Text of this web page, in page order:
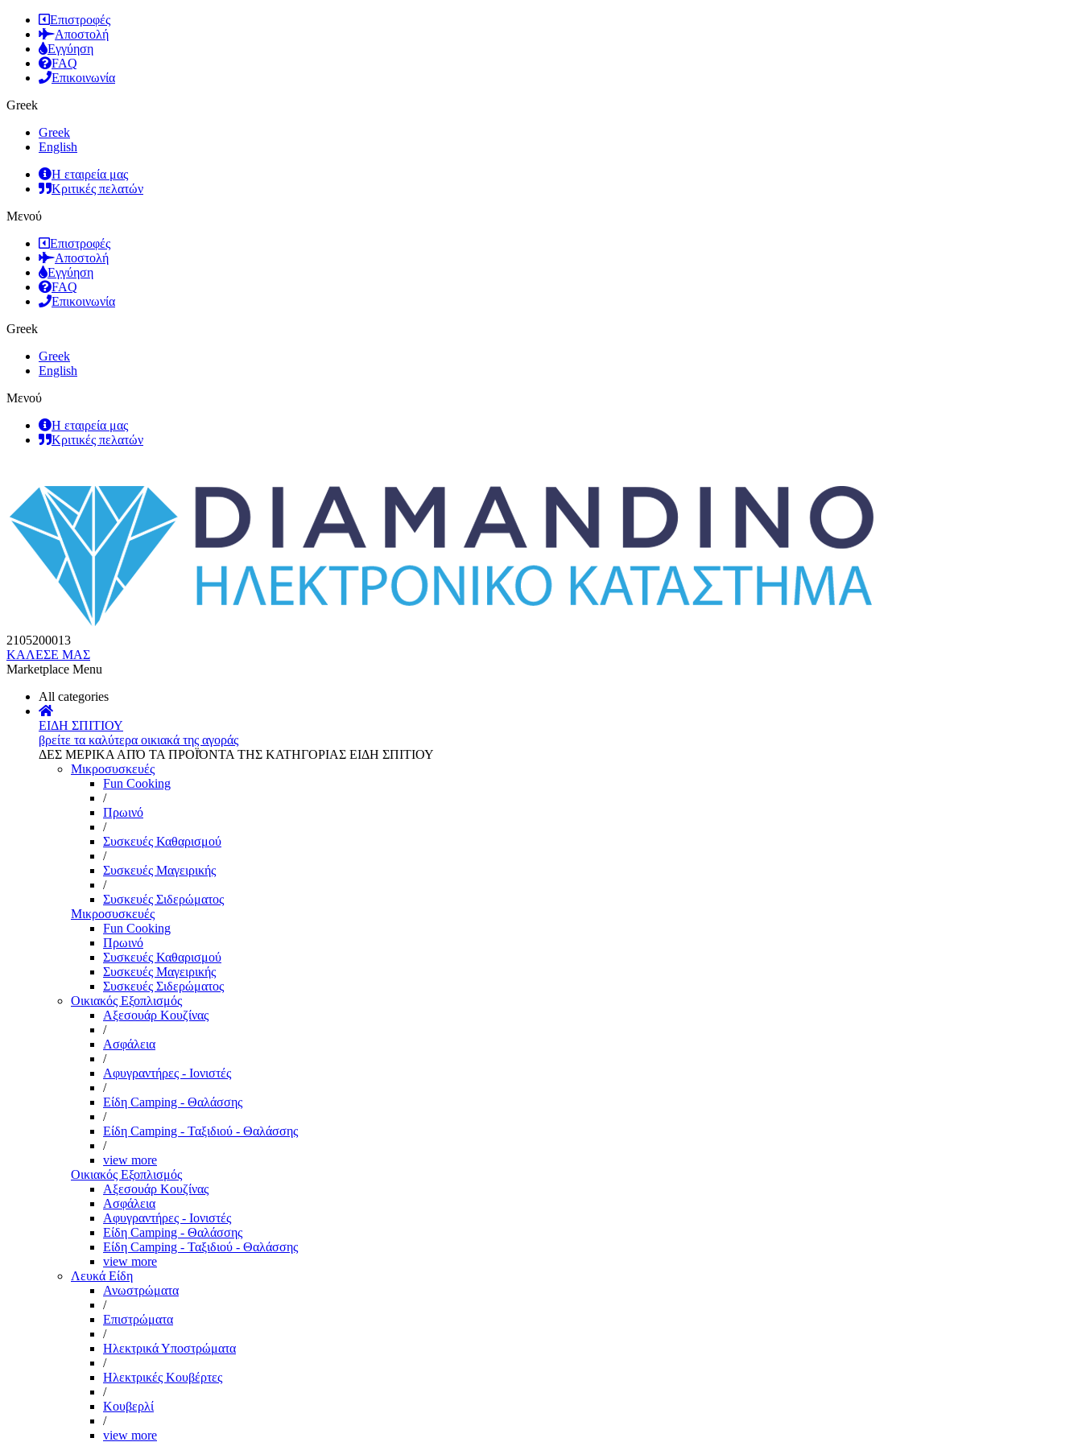
Επιστροφές
Αποστολή
Εγγύηση
FAQ
Επικοινωνία
Greek
Greek
English
Η εταιρεία μας
Κριτικές πελατών
Μενού
Επιστροφές
Αποστολή
Εγγύηση
FAQ
Επικοινωνία
Greek
Greek
English
Μενού
Η εταιρεία μας
Κριτικές πελατών
2105200013
ΚΑΛΕΣΕ ΜΑΣ
Marketplace Menu
All categories
ΕΙΔΗ ΣΠΙΤΙΟΥ
βρείτε τα καλύτερα οικιακά της αγοράς
ΔΕΣ ΜΕΡΙΚΑ ΑΠΌ ΤΑ ΠΡΟΪΌΝΤΑ ΤΗΣ ΚΑΤΗΓΟΡΙΑΣ ΕΙΔΗ ΣΠΙΤΙΟΥ
Μικροσυσκευές
Fun Cooking
/
Πρωινό
/
Συσκευές Καθαρισμού
/
Συσκευές Μαγειρικής
/
Συσκευές Σιδερώματος
Μικροσυσκευές
Fun Cooking
Πρωινό
Συσκευές Καθαρισμού
Συσκευές Μαγειρικής
Συσκευές Σιδερώματος
Οικιακός Εξοπλισμός
Αξεσουάρ Κουζίνας
/
Ασφάλεια
/
Αφυγραντήρες - Ιονιστές
/
Είδη Camping - Θαλάσσης
/
Είδη Camping - Ταξιδιού - Θαλάσσης
/
view more
Οικιακός Εξοπλισμός
Αξεσουάρ Κουζίνας
Ασφάλεια
Αφυγραντήρες - Ιονιστές
Είδη Camping - Θαλάσσης
Είδη Camping - Ταξιδιού - Θαλάσσης
view more
Λευκά Είδη
Ανωστρώματα
/
Επιστρώματα
/
Ηλεκτρικά Υποστρώματα
/
Ηλεκτρικές Κουβέρτες
/
Κουβερλί
/
view more